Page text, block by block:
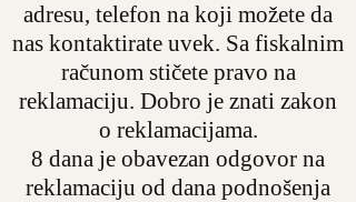
adresu, telefon na koji možete da
nas kontaktirate uvek. Sa fiskalnim
računom stičete pravo na
reklamaciju. Dobro je znati zakon
o reklamacijama.
8 dana je obavezan odgovor na
reklamaciju od dana podnošenja